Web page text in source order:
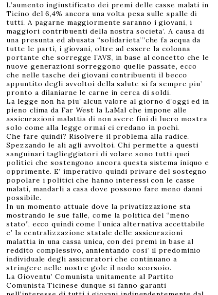
2
0
1
6
L’aumento ingiustificato dei premi delle casse malati in
Ticino del 6,4% ancora una volta pesa sulle spalle di
tutti. A pagarne maggiormente saranno i giovani, i
maggiori contribuenti della nostra societa’. A causa di
una presunta ed abusata “solidarieta’”che fa acqua da
tutte le parti, i giovani, oltre ad essere la colonna
portante che sorregge l’AVS, in base al concetto che le
nuove generazioni sorreggono quelle passate, ecco
che nelle tasche dei giovani contribuenti il becco
appuntito degli avvoltoi della salute si fa sempre piu’
pronto a dilaniarne le carne in cerca di soldi.
La legge non ha piu’ alcun valore al giorno d’oggi ed in
pieno clima da Far West la LaMal che impone alle
assicurazioni malattia di non avere fini di lucro mostra
solo come alla legge ormai ci credano in pochi.
Che fare quindi? Risolvere il problema alla radice.
Spezzando le ali agli avvoltoi. Chi permette a questi
sanguinari taglieggiatori di volare sono tutti quei
politici che sostengono ancora questa sistema iniquo e
opprimente. E’ imperativo quindi privare del sostegno
popolare i politici che hanno interessi con le casse
malati, mandarli a casa dove possono fare meno danni
possibile.
In un momento attuale dove la privatizzazione sta
mostrando le sue falle, come la politica del “meno
stato”, ecco quindi come l’unica alternativa accettabile
e’ la centralizzazione statale delle assicurazioni
malattia in una cassa unica, con dei premi in base al
reddito complessivo, annientando cosi’ il predominio
individuale degli assicuratori che continuano a
stringere nelle nostre gole il nodo scorsoio.
La Gioventu’ Comunista unitamente al Partito
Comunista Ticinese dunque si fanno garanti